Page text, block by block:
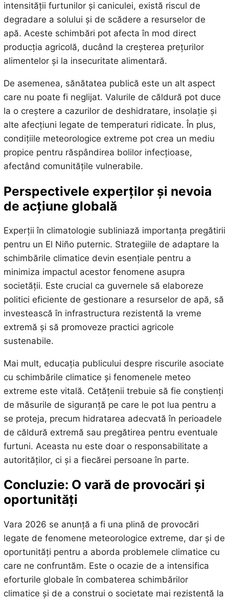
intensității furtunilor și caniculei, există riscul de
degradare a solului și de scădere a resurselor de
apă. Aceste schimbări pot afecta în mod direct
producția agricolă, ducând la creșterea prețurilor
alimentelor și la insecuritate alimentară.
De asemenea, sănătatea publică este un alt aspect
care nu poate fi neglijat. Valurile de căldură pot duce
la o creștere a cazurilor de deshidratare, insolație și
alte afecțiuni legate de temperaturi ridicate. În plus,
condițiile meteorologice extreme pot crea un mediu
propice pentru răspândirea bolilor infecțioase,
afectând comunitățile vulnerabile.
Perspectivele experților și nevoia
de acțiune globală
Experții în climatologie subliniază importanța pregătirii
pentru un El Niño puternic. Strategiile de adaptare la
schimbările climatice devin esențiale pentru a
minimiza impactul acestor fenomene asupra
societății. Este crucial ca guvernele să elaboreze
politici eficiente de gestionare a resurselor de apă, să
investească în infrastructura rezistentă la vreme
extremă și să promoveze practici agricole
sustenabile.
Mai mult, educația publicului despre riscurile asociate
cu schimbările climatice și fenomenele meteo
extreme este vitală. Cetățenii trebuie să fie conștienți
de măsurile de siguranță pe care le pot lua pentru a
se proteja, precum hidratarea adecvată în perioadele
de căldură extremă sau pregătirea pentru eventuale
furtuni. Aceasta nu este doar o responsabilitate a
autorităților, ci și a fiecărei persoane în parte.
Concluzie: O vară de provocări și
oportunități
Vara 2026 se anunță a fi una plină de provocări
legate de fenomene meteorologice extreme, dar și de
oportunități pentru a aborda problemele climatice cu
care ne confruntăm. Este o ocazie de a intensifica
eforturile globale în combaterea schimbărilor
climatice și de a construi o societate mai rezistentă la